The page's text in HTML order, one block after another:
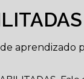
aprendizado